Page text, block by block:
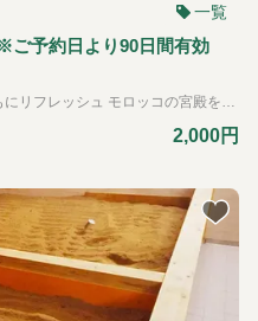
一覧
予約日より90日間有効
13種類の温熱窯を巡りながら、心身ともにリフレッシュ モロッコの宮殿をイメージした館内には、薬草や岩塩などの自然素材で埋め尽くされた13種類の温熱窯が並びます。 入浴衣を着て入る入浴スタイルですので、男女一緒にご利用いただけます。
2,000円